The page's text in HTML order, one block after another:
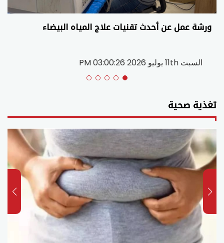
ورشة عمل عن أحدث تقنيات علاج المياه البيضاء
السبت 11th يوليو 2026 03:00:26 PM
تغذية صحية